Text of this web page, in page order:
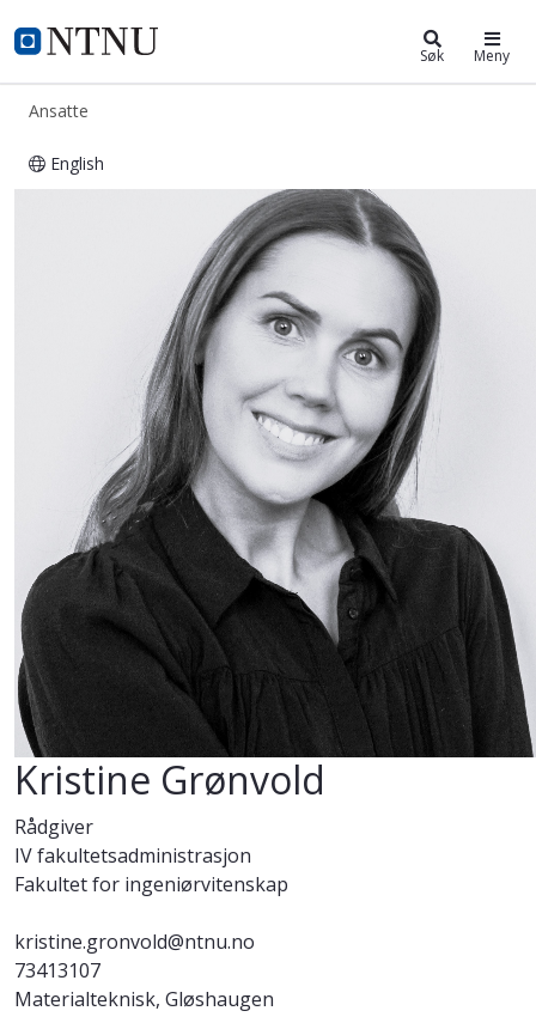
NTNU Hjemmeside
ntnu.no Søk Meny
Ansatte
English
Kristine Grønvold
Kristine Grønvold
Rådgiver
IV fakultetsadministrasjon
Fakultet for ingeniørvitenskap
kristine.gronvold@ntnu.no
73413107
Materialteknisk, Gløshaugen